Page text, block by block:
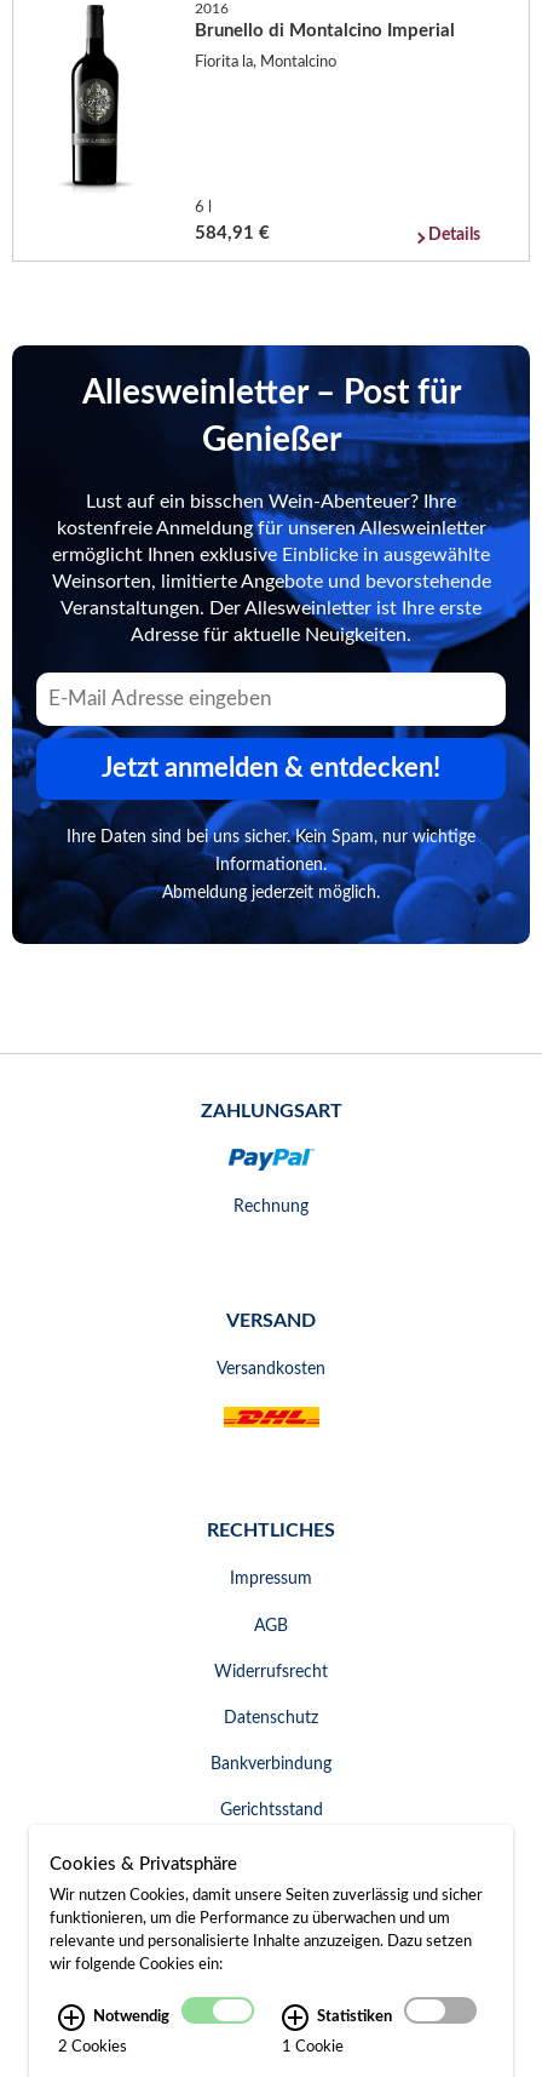
2016
Brunello di Montalcino Imperial
Fiorita la, Montalcino
6 l
584,91 € Details
Allesweinletter – Post für
Genießer
Lust auf ein bisschen Wein-Abenteuer? Ihre
kostenfreie Anmeldung für unseren Allesweinletter
ermöglicht Ihnen exklusive Einblicke in ausgewählte
Weinsorten, limitierte Angebote und bevorstehende
Veranstaltungen. Der Allesweinletter ist Ihre erste
Adresse für aktuelle Neuigkeiten.
Jetzt anmelden & entdecken!
Ihre Daten sind bei uns sicher. Kein Spam, nur wichtige
Informationen.
Abmeldung jederzeit möglich.
ZAHLUNGSART
Rechnung
VERSAND
Versandkosten
RECHTLICHES
Impressum
AGB
Widerrufsrecht
Datenschutz
Bankverbindung
Gerichtsstand
Widerruf erklären
SERVICE & KONTAKT
Besuch / Anfahrt
Kontakt
Cookies & Privatsphäre
Wir nutzen Cookies, damit unsere Seiten zuverlässig und sicher
funktionieren, um die Performance zu überwachen und um
relevante und personalisierte Inhalte anzuzeigen. Dazu setzen
wir folgende Cookies ein:
Notwendig
2 Cookies
Statistiken
1 Cookie